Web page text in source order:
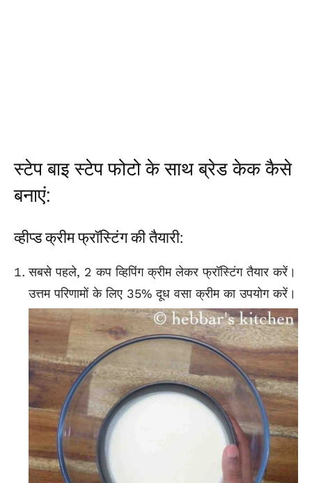
स्टेप बाइ स्टेप फोटो के साथ ब्रेड केक कैसे
बनाएं:
व्हीप्ड क्रीम फ्रॉस्टिंग की तैयारी:
सबसे पहले, 2 कप व्हिपिंग क्रीम लेकर फ्रॉस्टिंग तैयार करें।
उत्तम परिणामों के लिए 35% दूध वसा क्रीम का उपयोग करें।